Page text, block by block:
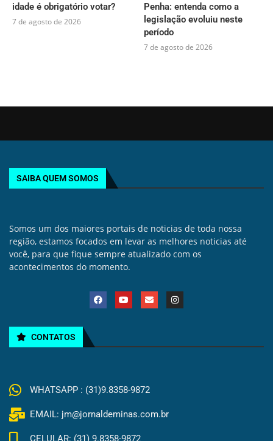
idade é obrigatório votar?
7 de agosto de 2026
Penha: entenda como a
legislação evoluiu neste
período
7 de agosto de 2026
SAIBA QUEM SOMOS
Somos um dos maiores portais de noticias de toda nossa
região, estamos focados em levar as melhores noticias até
você, para que fique sempre atualizado com os
acontecimentos do momento.
CONTATOS
WHATSAPP : (31)9.8358-9872
EMAIL: jm@jornaldeminas.com.br